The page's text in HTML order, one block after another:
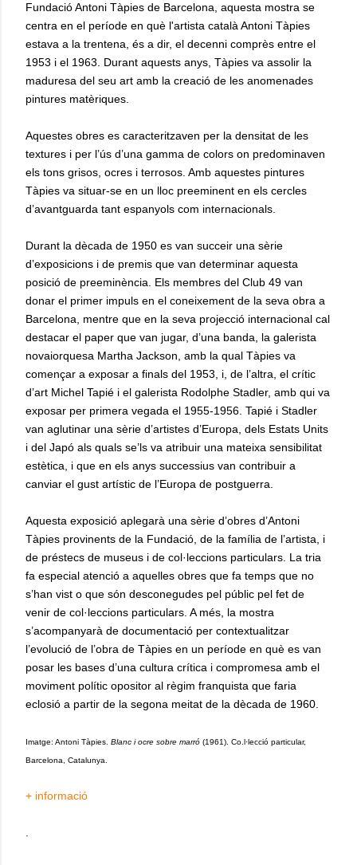
Fundació Antoni Tàpies de Barcelona, aquesta mostra se
centra en el període en què l'artista català Antoni Tàpies
estava a la trentena, és a dir, el decenni comprès entre el
1953 i el 1963. Durant aquests anys, Tàpies va assolir la
maduresa del seu art amb la creació de les anomenades
pintures matèriques.
Aquestes obres es caracteritzaven per la densitat de les
textures i per l’ús d’una gamma de colors on predominaven
els tons grisos, ocres i terrosos. Amb aquestes pintures
Tàpies va situar-se en un lloc preeminent en els cercles
d’avantguarda tant espanyols com internacionals.
Durant la dècada de 1950 es van succeir una sèrie
d’exposicions i de premis que van determinar aquesta
posició de preeminència. Els membres del Club 49 van
donar el primer impuls en el coneixement de la seva obra a
Barcelona, mentre que en la seva projecció internacional cal
destacar el paper que van jugar, d’una banda, la galerista
novaiorquesa Martha Jackson, amb la qual Tàpies va
començar a exposar a finals del 1953, i, de l’altra, el crític
d’art Michel Tapié i el galerista Rodolphe Stadler, amb qui va
exposar per primera vegada el 1955-1956. Tapié i Stadler
van aglutinar una sèrie d’artistes d’Europa, dels Estats Units
i del Japó als quals se’ls va atribuir una mateixa sensibilitat
estètica, i que en els anys successius van contribuir a
canviar el gust artístic de l’Europa de postguerra.
Aquesta exposició aplegarà una sèrie d’obres d’Antoni
Tàpies provinents de la Fundació, de la família de l’artista, i
de préstecs de museus i de col·leccions particulars. La tria
fa especial atenció a aquelles obres que fa temps que no
s’han vist o que són desconegudes pel públic pel fet de
venir de col·leccions particulars. A més, la mostra
s’acompanyarà de documentació per contextualitzar
l’evolució de l’obra de Tàpies en un període en què es van
posar les bases d’una cultura crítica i compromesa amb el
moviment polític opositor al règim franquista que faria
eclosió a partir de la segona meitat de la dècada de 1960.
Imatge: Antoni Tàpies. Blanc i ocre sobre marró (1961). Co.l·lecció particular,
Barcelona, Catalunya.
+ informació